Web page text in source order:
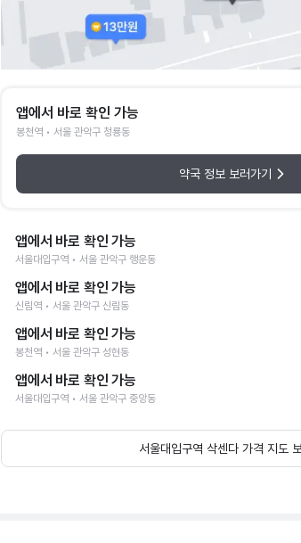
앱에서 바로 확인 가능
봉천역 • 서울 관악구 청룡동
약국 정보 보러가기
앱에서 바로 확인 가능
서울대입구역 • 서울 관악구 행운동
앱에서 바로 확인 가능
신림역 • 서울 관악구 신림동
앱에서 바로 확인 가능
봉천역 • 서울 관악구 성현동
앱에서 바로 확인 가능
서울대입구역 • 서울 관악구 중앙동
서울대입구역 삭센다 가격 지도 보